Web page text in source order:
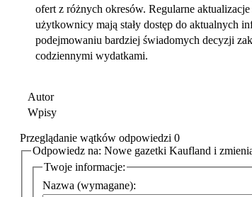
ofert z różnych okresów. Regularne
użytkownicy mają stały dostęp do aktualnych
podejmowaniu bardziej świadomych decyzji
codziennymi wydatkami.
Autor
Wpisy
Przeglądanie wątków odpowiedzi 0
Odpowiedz na: Nowe gazetki Kaufland i
Twoje informacje:
Nazwa (wymagane):